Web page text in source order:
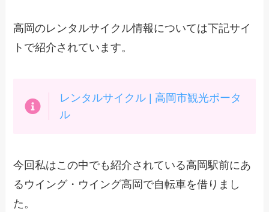
高岡のレンタルサイクル情報については下記サイ
トで紹介されています。
レンタルサイクル | 高岡市観光ポータ
ル
今回私はこの中でも紹介されている高岡駅前にあ
るウイング・ウイング高岡で自転車を借りまし
た。